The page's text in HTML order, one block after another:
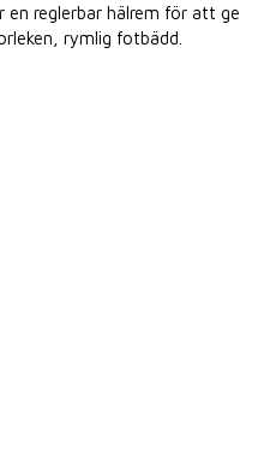
en reglerbar hälrem för att ge
rymlig fotbädd.